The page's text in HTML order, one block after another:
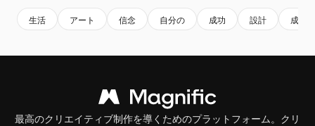
生活 アート 信念 自分の 成功 設計 成長
最高のクリエイティブ制作を導くためのプラットフォーム。クリ